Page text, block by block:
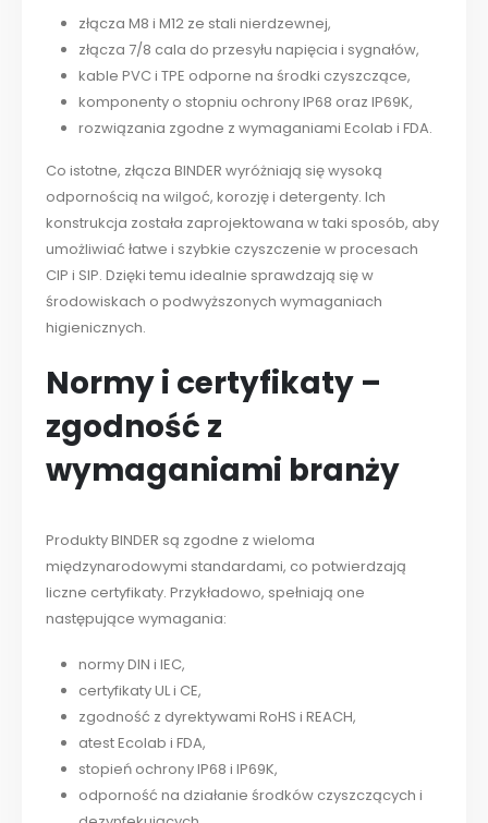
złącza M8 i M12 ze stali nierdzewnej,
złącza 7/8 cala do przesyłu napięcia i sygnałów,
kable PVC i TPE odporne na środki czyszczące,
komponenty o stopniu ochrony IP68 oraz IP69K,
rozwiązania zgodne z wymaganiami Ecolab i FDA.
Co istotne, złącza BINDER wyróżniają się wysoką
odpornością na wilgoć, korozję i detergenty. Ich
konstrukcja została zaprojektowana w taki sposób, aby
umożliwiać łatwe i szybkie czyszczenie w procesach
CIP i SIP. Dzięki temu idealnie sprawdzają się w
środowiskach o podwyższonych wymaganiach
higienicznych.
Normy i certyfikaty –
zgodność z
wymaganiami branży
Produkty BINDER są zgodne z wieloma
międzynarodowymi standardami, co potwierdzają
liczne certyfikaty. Przykładowo, spełniają one
następujące wymagania:
normy DIN i IEC,
certyfikaty UL i CE,
zgodność z dyrektywami RoHS i REACH,
atest Ecolab i FDA,
stopień ochrony IP68 i IP69K,
odporność na działanie środków czyszczących i